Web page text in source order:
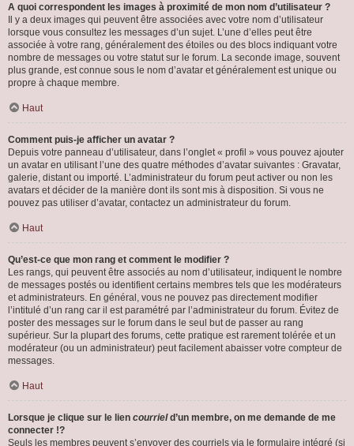
A quoi correspondent les images à proximité de mon nom d’utilisateur ?
Il y a deux images qui peuvent être associées avec votre nom d’utilisateur
lorsque vous consultez les messages d’un sujet. L’une d’elles peut être
associée à votre rang, généralement des étoiles ou des blocs indiquant votre
nombre de messages ou votre statut sur le forum. La seconde image, souvent
plus grande, est connue sous le nom d’avatar et généralement est unique ou
propre à chaque membre.
Haut
Comment puis-je afficher un avatar ?
Depuis votre panneau d’utilisateur, dans l’onglet « profil » vous pouvez ajouter
un avatar en utilisant l’une des quatre méthodes d’avatar suivantes : Gravatar,
galerie, distant ou importé. L’administrateur du forum peut activer ou non les
avatars et décider de la manière dont ils sont mis à disposition. Si vous ne
pouvez pas utiliser d’avatar, contactez un administrateur du forum.
Haut
Qu’est-ce que mon rang et comment le modifier ?
Les rangs, qui peuvent être associés au nom d’utilisateur, indiquent le nombre
de messages postés ou identifient certains membres tels que les modérateurs
et administrateurs. En général, vous ne pouvez pas directement modifier
l’intitulé d’un rang car il est paramétré par l’administrateur du forum. Évitez de
poster des messages sur le forum dans le seul but de passer au rang
supérieur. Sur la plupart des forums, cette pratique est rarement tolérée et un
modérateur (ou un administrateur) peut facilement abaisser votre compteur de
messages.
Haut
Lorsque je clique sur le lien courrield’un membre, on me demande de me
connecter !?
Seuls les membres peuvent s’envoyer des courriels via le formulaire intégré (si